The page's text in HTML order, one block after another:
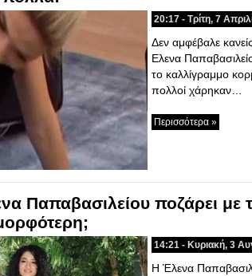
20:17 - Τρίτη, 7
Δεν αμφέβαλε
Ελενα
το καλλίγραμμο
πολλοί χάρηκαν…
Περισσότερα »
Παπαβασιλείου ποζάρει με
14:21 - Κυριακή, 3
Η Έλενα